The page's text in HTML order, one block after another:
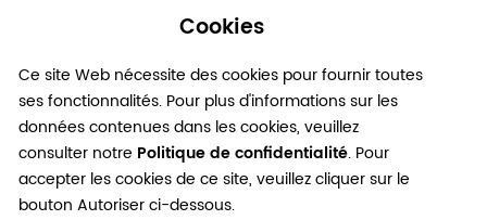
Cookies
Ce site Web nécessite des cookies pour fournir toutes
ses fonctionnalités. Pour plus d'informations sur les
données contenues dans les cookies, veuillez
consulter notre Politique de confidentialité. Pour
accepter les cookies de ce site, veuillez cliquer sur le
bouton Autoriser ci-dessous.
0